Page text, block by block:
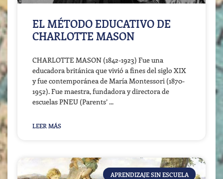
EL MÉTODO EDUCATIVO DE
CHARLOTTE MASON
CHARLOTTE MASON (1842-1923) Fue una
educadora británica que vivió a fines del siglo XIX
y fue contemporánea de María Montessori (1870-
1952). Fue maestra, fundadora y directora de
escuelas PNEU (Parents’
LEER MÁS
APRENDIZAJE SIN ESCUELA